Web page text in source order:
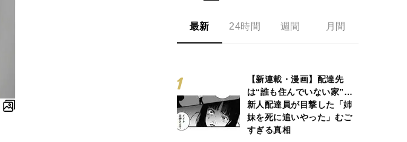
最新 24時間 週間 月間
【新連載・漫画】配達先
は“誰も住んでいない家”…
新人配達員が目撃した「姉
妹を死に追いやった」むご
すぎる真相